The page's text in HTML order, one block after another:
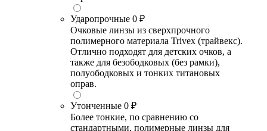
Ударопрочные 0 ₽
Очковые линзы из сверхпрочного
полимерного материала Trivex (трайвекс).
Отлично подходят для детских очков, а
также для безободковых (без рамки),
полуободковых и тонких титановых
оправ.
Утонченные 0 ₽
Более тонкие, по сравнению со
стандартными, полимерные линзы для